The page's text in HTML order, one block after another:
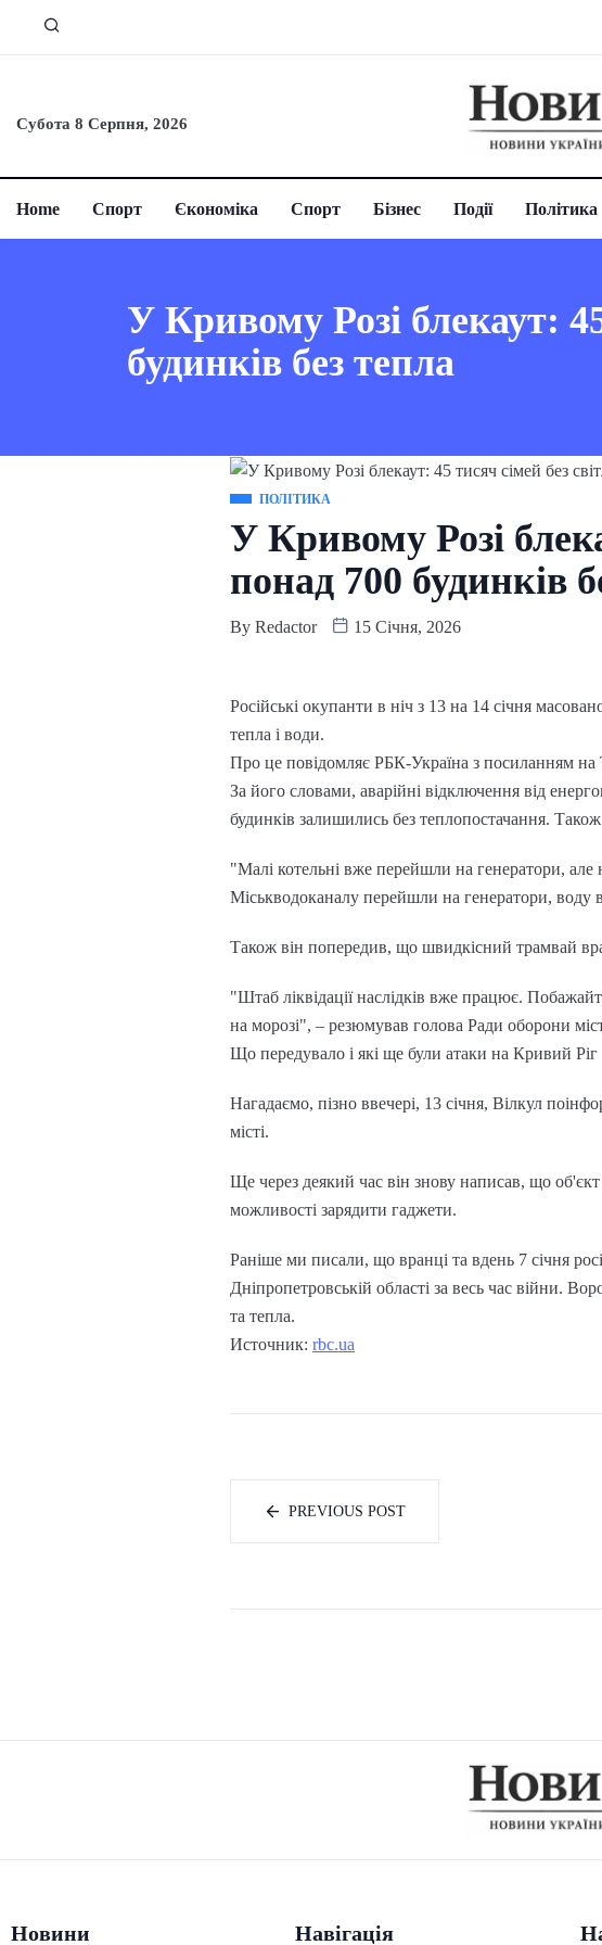
Субота 8 Серпня, 2026
Home Спорт Єкономіка Спорт Бізнес Події Політика
У Кривому Розі блекаут:
будинків без тепла
ПОЛІТИКА
У Кривому Розі
понад 700 будинків
By Redactor 15 Січня, 2026
Російські окупанти в ніч з 13 на 14 січня
тепла і води.
Про це повідомляє РБК-Україна з посиланням на
За його словами, аварійні відключення від
будинків залишились без теплопостачання.
"Малі котельні вже перейшли на генератори, але
Міськводоканалу перейшли на генератори, воду
Також він попередив, що швидкісний трамвай
"Штаб ліквідації наслідків вже працює.
на морозі", – резюмував голова Ради оборони
Що передувало і які ще були атаки на Кривий Ріг
Нагадаємо, пізно ввечері, 13 січня, Вілкул
місті.
Ще через деякий час він знову написав, що
можливості зарядити гаджети.
Раніше ми писали, що вранці та вдень 7 січня
Дніпропетровській області за весь час війни.
та тепла.
Источник: rbc.ua
PREVIOUS POST
Новини Навігація